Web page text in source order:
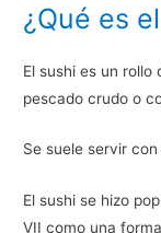
¿Qué es
El sushi es un rollo
pescado crudo o
Se suele servir
El sushi se hizo
VII como una